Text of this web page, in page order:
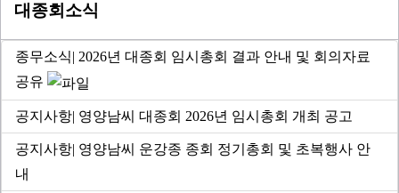
대종회소식
종무소식 | 2026년 대종회 임시총회 결과 안내 및 회의자료
공유
공지사항| 영양남씨 대종회 2026년 임시총회 개최 공고
공지사항| 영양남씨 운강종 종회 정기총회 및 초복행사 안
내